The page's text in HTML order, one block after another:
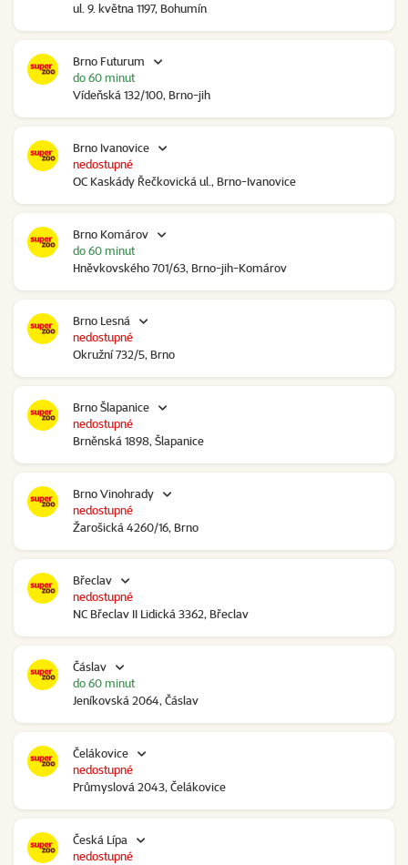
ul. 9. května 1197, Bohumín
Brno Futurum
Vídeňská 132/100, Brno-jih
do 60 minut
Brno Ivanovice
OC Kaskády Řečkovická ul., Brno-Ivanovice
nedostupné
Brno Komárov
Hněvkovského 701/63, Brno-jih-Komárov
do 60 minut
Brno Lesná
Okružní 732/5, Brno
nedostupné
Brno Šlapanice
Brněnská 1898, Šlapanice
nedostupné
Brno Vinohrady
Žarošická 4260/16, Brno
nedostupné
Břeclav
NC Břeclav II Lidická 3362, Břeclav
nedostupné
Čáslav
Jeníkovská 2064, Čáslav
do 60 minut
Čelákovice
Průmyslová 2043, Čelákovice
nedostupné
Česká Lípa
nedostupné